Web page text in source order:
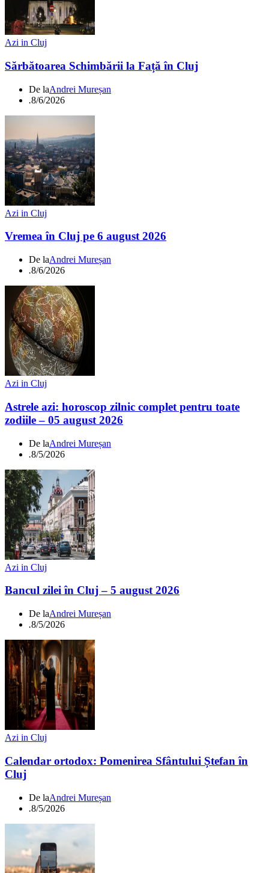
Azi in Cluj
Sărbătoarea Schimbării la Față în Cluj
De laAndrei Mureșan
.8/6/2026
Azi in Cluj
Vremea în Cluj pe 6 august 2026
De laAndrei Mureșan
.8/6/2026
Azi in Cluj
Astrele azi: horoscop zilnic complet pentru toate
zodiile – 05 august 2026
De laAndrei Mureșan
.8/5/2026
Azi in Cluj
Bancul zilei în Cluj – 5 august 2026
De laAndrei Mureșan
.8/5/2026
Azi in Cluj
Calendar ortodox: Pomenirea Sfântului Ștefan în
Cluj
De laAndrei Mureșan
.8/5/2026